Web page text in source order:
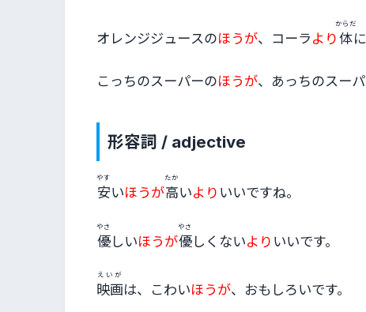
オレンジジュースのほうが、コーラより体
からだ
こっちのスーパーのほうが、あっちのスー
形容詞 / adjective
安
やす
いほうが高
たか
いより いいですね。
優
やさ
しいほうが優
やさ
しくないより いいです。
映画
えいが
は、こわいほうが、おもしろいです。